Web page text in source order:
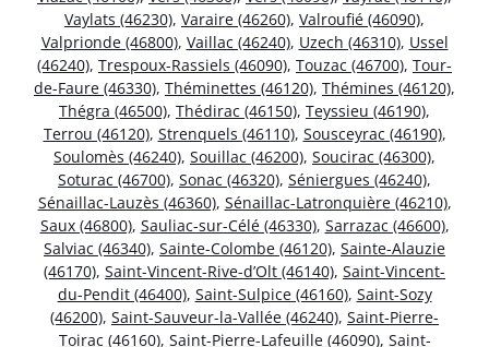
Vaylats (46230), Varaire (46260), Valroufié (46090),
Valprionde (46800), Vaillac (46240), Uzech (46310), Ussel
(46240), Trespoux-Rassiels (46090), Touzac (46700), Tour-
de-Faure (46330), Théminettes (46120), Thémines (46120),
Thégra (46500), Thédirac (46150), Teyssieu (46190),
Terrou (46120), Strenquels (46110), Sousceyrac (46190),
Soulomès (46240), Souillac (46200), Soucirac (46300),
Soturac (46700), Sonac (46320), Séniergues (46240),
Sénaillac-Lauzès (46360), Sénaillac-Latronquière (46210),
Saux (46800), Sauliac-sur-Célé (46330), Sarrazac (46600),
Salviac (46340), Sainte-Colombe (46120), Sainte-Alauzie
(46170), Saint-Vincent-Rive-d’Olt (46140), Saint-Vincent-
du-Pendit (46400), Saint-Sulpice (46160), Saint-Sozy
(46200), Saint-Sauveur-la-Vallée (46240), Saint-Pierre-
Toirac (46160), Saint-Pierre-Lafeuille (46090), Saint-